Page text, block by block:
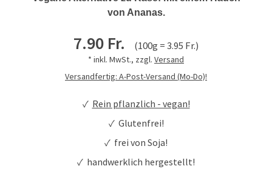
von Ananas.
7.90 Fr. (100g = 3.95 Fr.)
* inkl. MwSt., zzgl. Versand
Versandfertig: A-Post-Versand (Mo-Do)!
✓ Rein pflanzlich - vegan!
✓ Glutenfrei!
✓ frei von Soja!
✓ handwerklich hergestellt!